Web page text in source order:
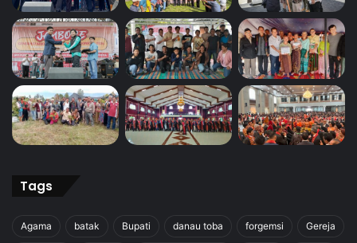
Tags
Agama batak Bupati danau toba forgemsi Gereja